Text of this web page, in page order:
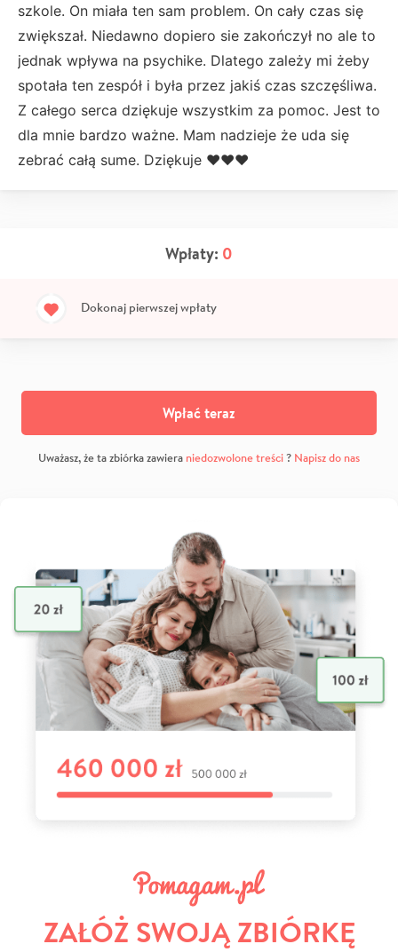
szkole. On miała ten sam problem. On cały czas się
zwiększał. Niedawno dopiero sie zakończył no ale to
jednak wpływa na psychike. Dlatego zależy mi żeby
spotała ten zespół i była przez jakiś czas szczęśliwa.
Z całego serca dziękuje wszystkim za pomoc. Jest to
dla mnie bardzo ważne. Mam nadzieje że uda się
zebrać całą sume. Dziękuje ❤❤❤
Wpłaty: 0
Dokonaj pierwszej wpłaty
Wpłać teraz
Uważasz, że ta zbiórka zawiera niedozwolone treści? Napisz do nas
ZAŁÓŻ SWOJĄ ZBIÓRKĘ